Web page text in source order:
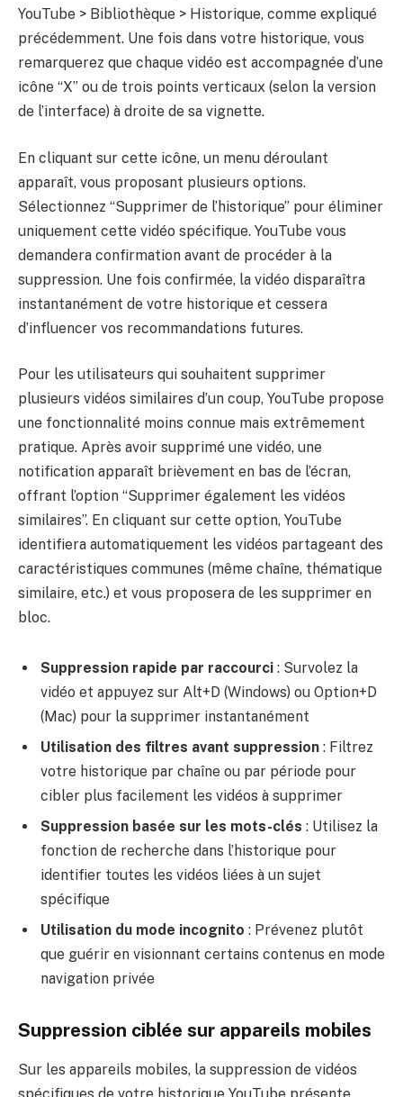
YouTube > Bibliothèque > Historique, comme expliqué
précédemment. Une fois dans votre historique, vous
remarquerez que chaque vidéo est accompagnée d’une
icône “X” ou de trois points verticaux (selon la version
de l’interface) à droite de sa vignette.
En cliquant sur cette icône, un menu déroulant
apparaît, vous proposant plusieurs options.
Sélectionnez “Supprimer de l’historique” pour éliminer
uniquement cette vidéo spécifique. YouTube vous
demandera confirmation avant de procéder à la
suppression. Une fois confirmée, la vidéo disparaîtra
instantanément de votre historique et cessera
d’influencer vos recommandations futures.
Pour les utilisateurs qui souhaitent supprimer
plusieurs vidéos similaires d’un coup, YouTube propose
une fonctionnalité moins connue mais extrêmement
pratique. Après avoir supprimé une vidéo, une
notification apparaît brièvement en bas de l’écran,
offrant l’option “Supprimer également les vidéos
similaires”. En cliquant sur cette option, YouTube
identifiera automatiquement les vidéos partageant des
caractéristiques communes (même chaîne, thématique
similaire, etc.) et vous proposera de les supprimer en
bloc.
Suppression rapide par raccourci : Survolez la
vidéo et appuyez sur Alt+D (Windows) ou Option+D
(Mac) pour la supprimer instantanément
Utilisation des filtres avant suppression : Filtrez
votre historique par chaîne ou par période pour
cibler plus facilement les vidéos à supprimer
Suppression basée sur les mots-clés : Utilisez la
fonction de recherche dans l’historique pour
identifier toutes les vidéos liées à un sujet
spécifique
Utilisation du mode incognito : Prévenez plutôt
que guérir en visionnant certains contenus en mode
navigation privée
Suppression ciblée sur appareils mobiles
Sur les appareils mobiles, la suppression de vidéos